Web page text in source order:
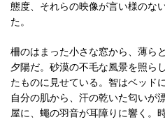
態度、それらの映像が言い様のな
た。
柵のはまった小さな窓から、薄ら
夕陽だ。砂漠の不毛な風景を照ら
たものに見せている。智はベッド
自分の肌から、汗の乾いた匂いが
屋に、蠅の羽音が耳障りに響く。